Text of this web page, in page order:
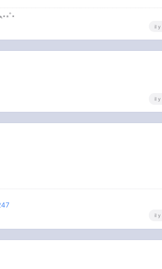
⋆˚⭒⋆▬▬ι═══════ﺤ ⋆⭒˚⋆ 「ϟ ✦ 𝔗𝔲 𝔢𝔰 𝔪𝔬𝔫 𝔰𝔬𝔩𝔢𝔦𝔩 ✦ ϟ 」 ⋆˚⭒⋆--═══════ι▬▬ﺤ⋆⭒˚⋆
il y
il y
il y